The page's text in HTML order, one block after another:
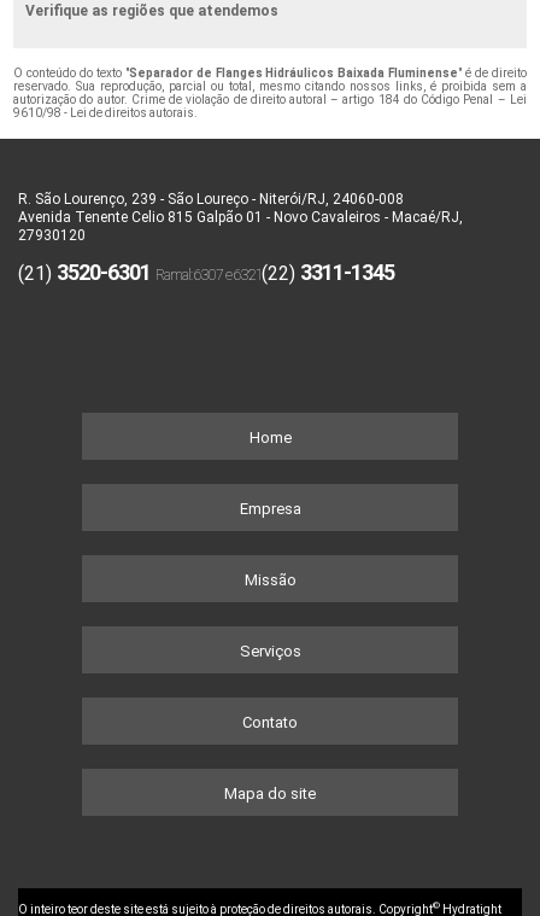
Verifique as regiões que atendemos
O conteúdo do texto "Separador de Flanges Hidráulicos Baixada Fluminense" é de direito
reservado. Sua reprodução, parcial ou total, mesmo citando nossos links, é proibida sem a
autorização do autor. Crime de violação de direito autoral – artigo 184 do Código Penal –
Lei
9610/98 - Lei de direitos autorais
R. São Lourenço, 239 - São Loureço - Niterói/RJ, 24060-008
Avenida Tenente Celio 815 Galpão 01 - Novo Cavaleiros - Macaé/RJ,
27930120
(21) 3520-6301 (22) 3311-1345
Home
Empresa
Missão
Serviços
Contato
Mapa do site
O inteiro teor deste site está sujeito à proteção de direitos autorais. Copyright© Hydratight